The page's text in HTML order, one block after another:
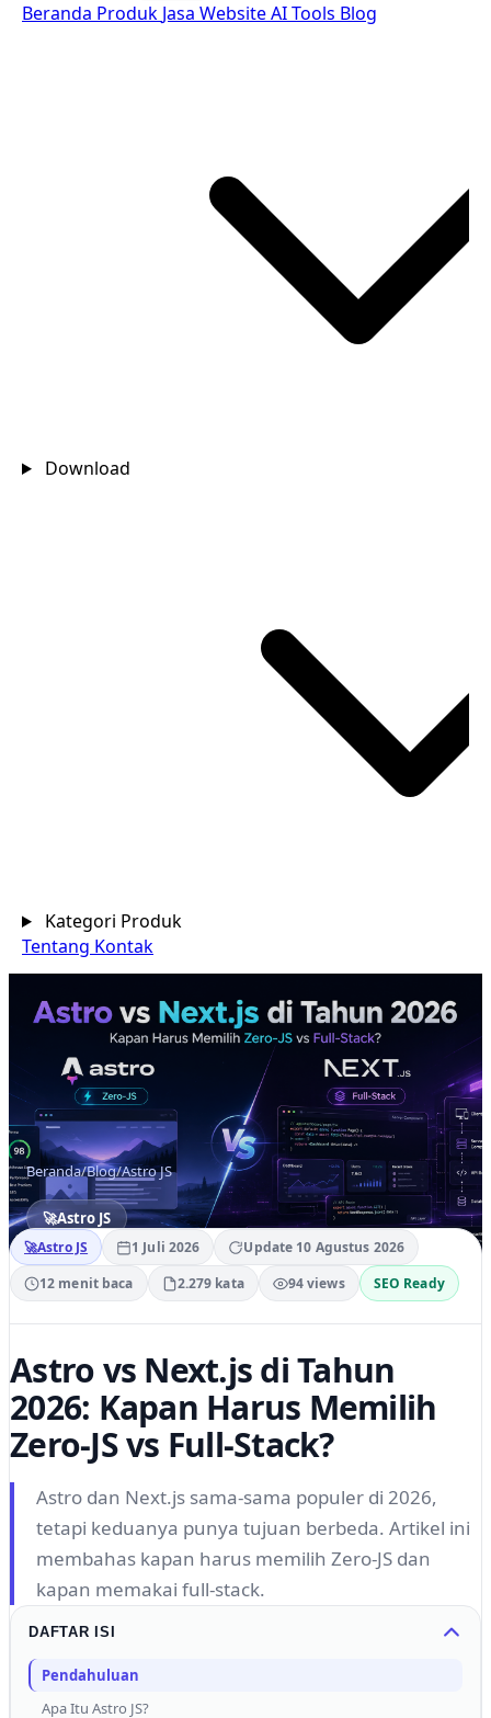
Beranda Produk Jasa WebsiteAI Tools Blog
Download
Kategori Produk
Tentang Kontak
Beranda/Blog/Astro JS
🚀Astro JS
🚀Astro JS 1 Juli 2026
Update 10 Agustus 2026
12 menit baca
2.279 kata 94 views SEO Ready
Astro vs Next.js di Tahun
2026: Kapan Harus Memilih
Zero-JS vs Full-Stack?
Astro dan Next.js sama-sama populer di 2026,
tetapi keduanya punya tujuan berbeda. Artikel ini
membahas kapan harus memilih Zero-JS dan
kapan memakai full-stack.
DAFTAR ISI
Pendahuluan
Apa Itu Astro JS?